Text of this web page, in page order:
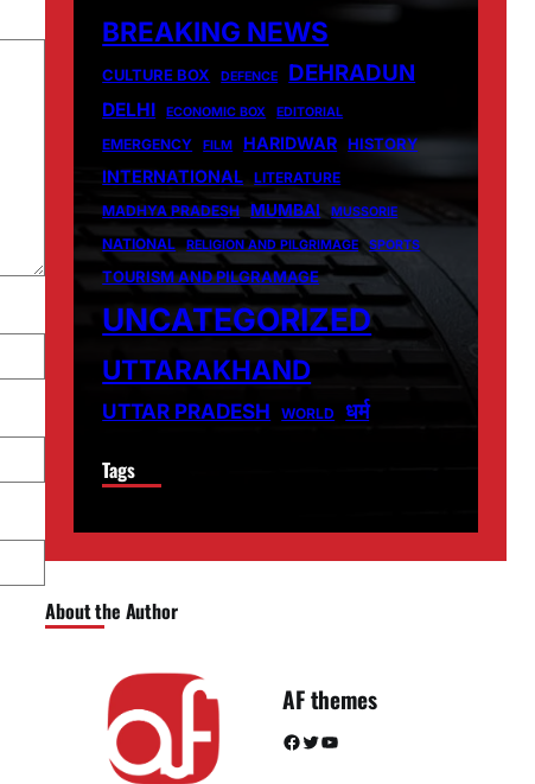
BREAKING NEWS
CULTURE BOX DEFENCE DEHRADUN
DELHI ECONOMIC BOX EDITORIAL
EMERGENCY FILM HARIDWAR HISTORY
INTERNATIONAL
LITERATURE
MADHYA PRADESH MUMBAI MUSSORIE
NATIONAL RELIGION AND PILGRIMAGE SPORTS
TOURISM AND PILGRAMAGE
UNCATEGORIZED
UTTARAKHAND
UTTAR PRADESH WORLD धर्म
Tags
About the Author
AF themes
Facebook Twitter YouTube